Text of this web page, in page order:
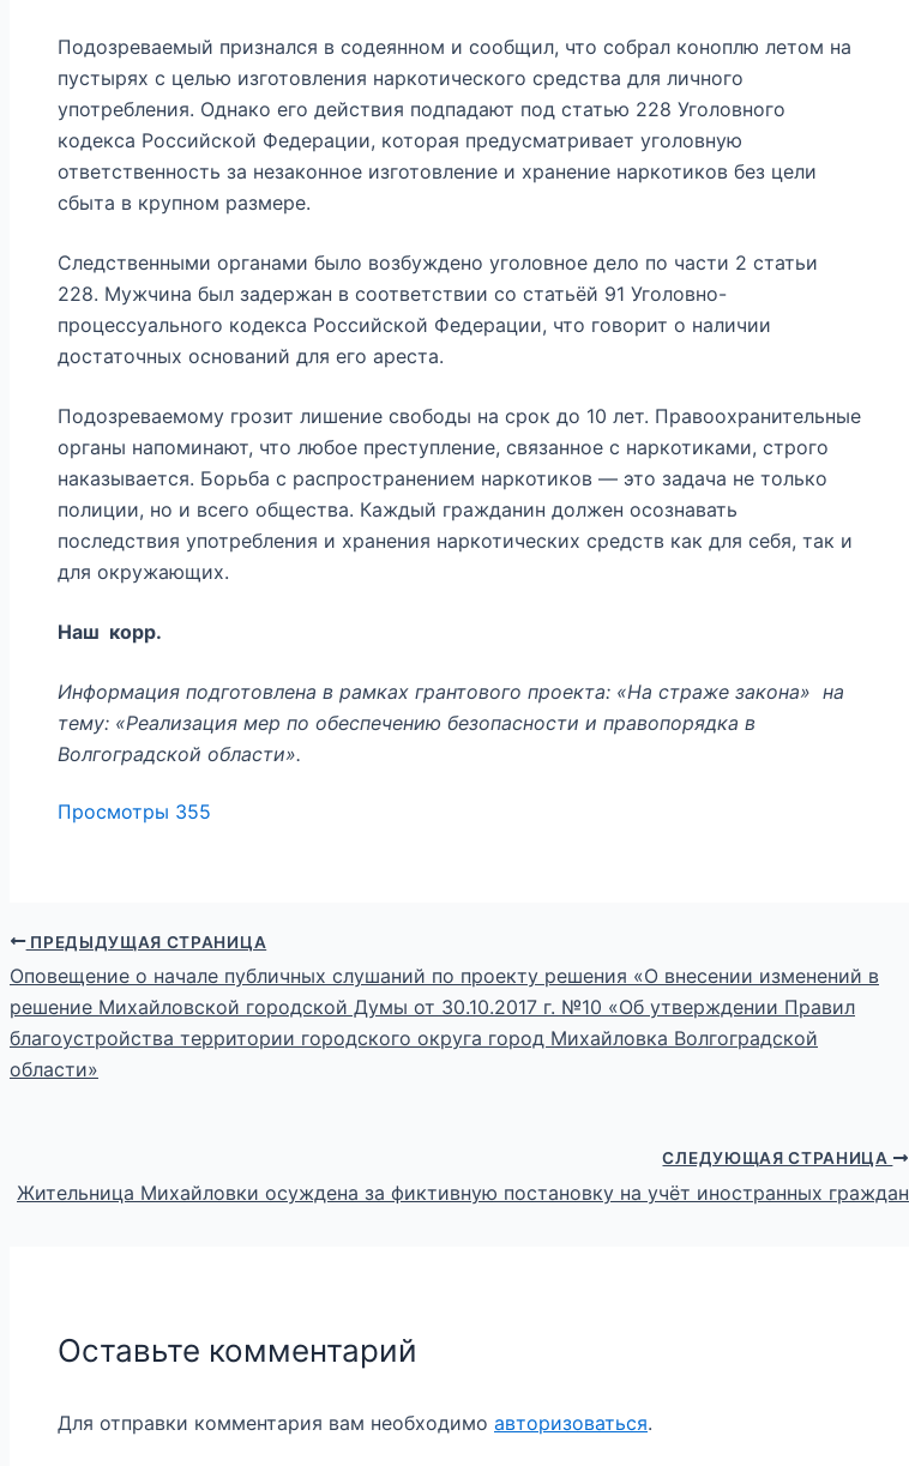
Подозреваемый признался в содеянном и сообщил, что собрал коноплю летом на
пустырях с целью изготовления наркотического средства для личного
употребления. Однако его действия подпадают под статью 228 Уголовного
кодекса Российской Федерации, которая предусматривает уголовную
ответственность за незаконное изготовление и хранение наркотиков без цели
сбыта в крупном размере.
Следственными органами было возбуждено уголовное дело по части 2 статьи
228. Мужчина был задержан в соответствии со статьёй 91 Уголовно-
процессуального кодекса Российской Федерации, что говорит о наличии
достаточных оснований для его ареста.
Подозреваемому грозит лишение свободы на срок до 10 лет. Правоохранительные
органы напоминают, что любое преступление, связанное с наркотиками, строго
наказывается. Борьба с распространением наркотиков — это задача не только
полиции, но и всего общества. Каждый гражданин должен осознавать
последствия употребления и хранения наркотических средств как для себя, так и
для окружающих.
Наш корр.
Информация подготовлена в рамках грантового проекта: «На страже закона» на
тему: «Реализация мер по обеспечению безопасности и правопорядка в
Волгоградской области».
Просмотры 355
ПРЕДЫДУЩАЯ СТРАНИЦА
Оповещение о начале публичных слушаний по проекту решения «О внесении изменений в
решение Михайловской городской Думы от 30.10.2017 г. №10 «Об утверждении Правил
благоустройства территории городского округа город Михайловка Волгоградской
области»
СЛЕДУЮЩАЯ СТРАНИЦА
Жительница Михайловки осуждена за фиктивную постановку на учёт иностранных граждан
Оставьте комментарий
Для отправки комментария вам необходимо авторизоваться.